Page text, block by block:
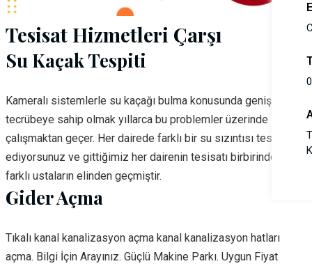
Tesisat Hizmetleri Çarşı
Su Kaçak Tespiti
Kameralı sistemlerle su kaçağı bulma konusunda geniş bir
tecrübeye sahip olmak yıllarca bu problemler üzerinde
çalışmaktan geçer. Her dairede farklı bir su sızıntısı tespit
ediyorsunuz ve gittiğimiz her dairenin tesisatı birbirinden
farklı ustaların elinden geçmiştir.
Gider Açma
Tıkalı kanal kanalizasyon açma kanal kanalizasyon hatları
açma. Bilgi İçin Arayınız. Güçlü Makine Parkı. Uygun Fiyat